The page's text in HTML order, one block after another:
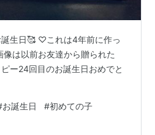
生日🥰 ♡これは4年前に作っ
は以前お友達から贈られた
ー24回目のお誕生日おめでと
お誕生日 #初めての子